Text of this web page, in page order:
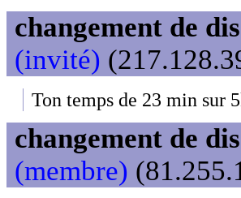
changement de
(invité)
Ton temps de 23 min sur
changement de
(membre)